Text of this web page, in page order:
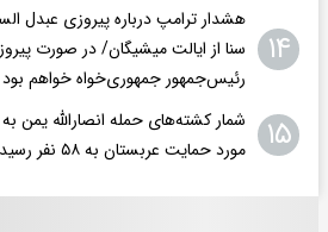
۱۴
هشدار ترامپ درباره پیروزی عبدل
سنا از ایالت میشیگان/ در صورت
رئیس‌جمهور جمهوری‌‍‌خواه خواهم بود
۱۵
شمار کشته‌های حمله انصارالله یمن
مورد حمایت عربستان به ۵۸ نفر رسید